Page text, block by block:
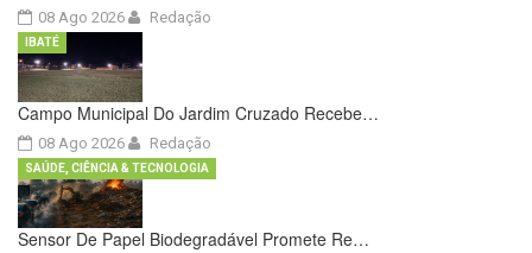
08 Ago 2026 Redação
Campo Municipal Do Jardim Cruzado Recebe…
08 Ago 2026
IBATÉ
Redação
Sensor De Papel Biodegradável Promete Re…
SAÚDE, CIÊNCIA & TECNOLOGIA